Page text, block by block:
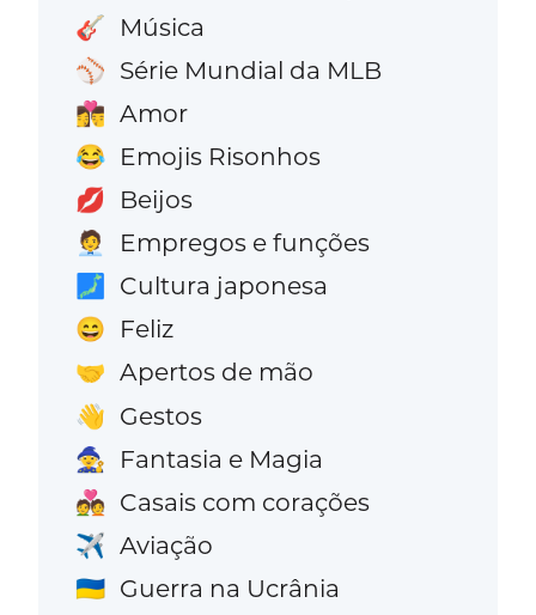
🎸 Música
⚾ Série Mundial da MLB
👩‍❤️‍💋‍👨 Amor
😂 Emojis Risonhos
💋 Beijos
🧑‍💼 Empregos e funções
🗾 Cultura japonesa
😄 Feliz
🤝 Apertos de mão
👋 Gestos
🧙 Fantasia e Magia
💑 Casais com corações
✈️ Aviação
🇺🇦 Guerra na Ucrânia